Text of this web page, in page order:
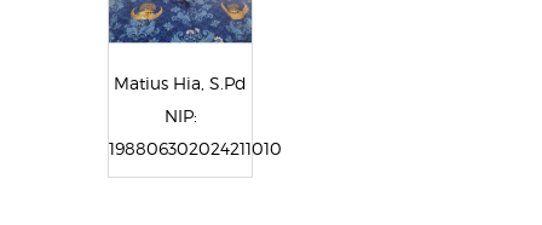
Matius Hia, S.Pd
NIP:
198806302024211010